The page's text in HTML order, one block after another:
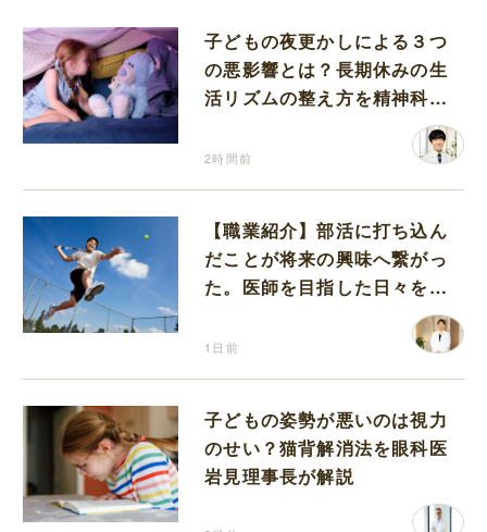
子どもの夜更かしによる３つ
の悪影響とは？長期休みの生
活リズムの整え方を精神科医
2時間前
【職業紹介】部活に打ち込ん
だことが将来の興味へ繋がっ
た。医師を目指した日々を振
1日前
子どもの姿勢が悪いのは視力
のせい？猫背解消法を眼科医
岩見理事長が解説